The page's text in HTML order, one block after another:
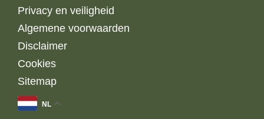
Privacy en veiligheid
Algemene voorwaarden
Disclaimer
Cookies
Sitemap
NL